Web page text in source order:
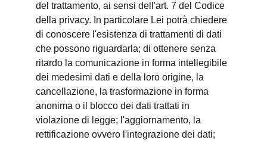
del trattamento, ai sensi dell'art. 7 del Codice
della privacy. In particolare Lei potrà chiedere
di conoscere l'esistenza di trattamenti di dati
che possono riguardarla; di ottenere senza
ritardo la comunicazione in forma intellegibile
dei medesimi dati e della loro origine, la
cancellazione, la trasformazione in forma
anonima o il blocco dei dati trattati in
violazione di legge; l'aggiornamento, la
rettificazione ovvero l'integrazione dei dati;